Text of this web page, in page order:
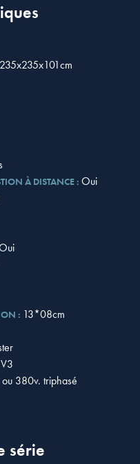
235x235x101cm
À DISTANCE : Oui
: 13*08cm
380v. triphasé
série